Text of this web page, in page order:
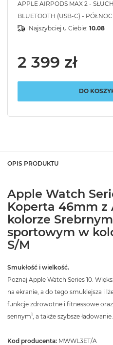
APPLE AIRPODS MAX 2 -
BLUETOOTH (USB-C) - PÓŁNOC
Najszybciej u Ciebie: 10.08
2 399 zł
DO
OPIS PRODUKTU
Apple Watch
Koperta 46mm
kolorze
sportowym w
S/M
Smukłość i wielkość.
Poznaj Apple Watch Series 10.
na ekranie, a do tego smuklejsza i
funkcje zdrowotne i fitnessowe
sennym1 , a także szybsze ładowanie.
Kod producenta: MWWL3ET/A